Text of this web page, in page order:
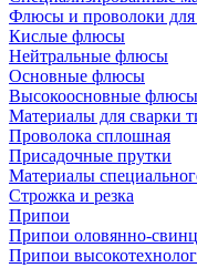
Флюсы и проволоки для
Кислые флюсы
Нейтральные флюсы
Основные флюсы
Высокоосновные флюсы
Материалы для сварки
Проволока сплошная
Присадочные прутки
Материалы
Строжка и резка
Припои
Припои оловянно-
Припои